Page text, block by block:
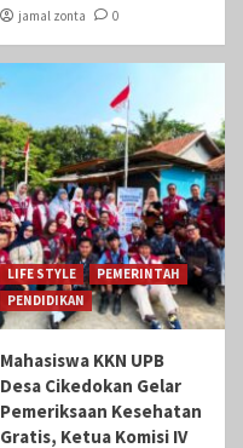
jamal zonta 0
LIFE STYLE
PEMERINTAH
PENDIDIKAN
Mahasiswa KKN UPB
Desa Cikedokan Gelar
Pemeriksaan Kesehatan
Gratis, Ketua Komisi IV